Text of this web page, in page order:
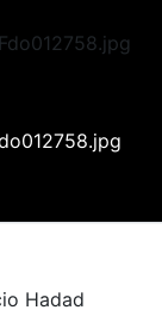
Hadad